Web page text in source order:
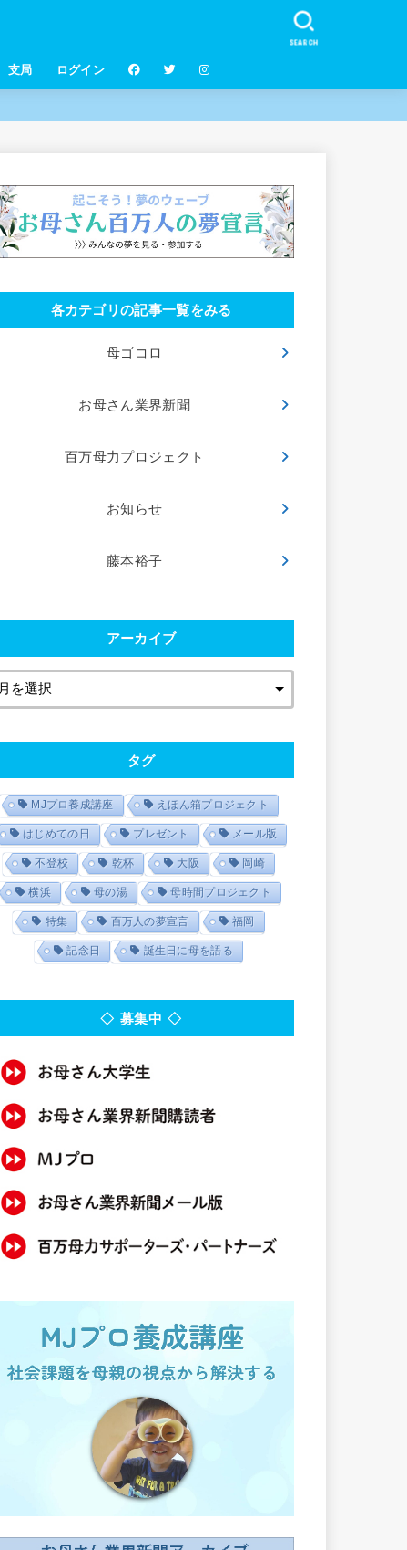
支局 ログイン
SEARCH
各カテゴリの記事一覧をみる
母ゴコロ
お母さん業界新聞
百万母力プロジェクト
お知らせ
藤本裕子
アーカイブ
タグ
MJプロ養成講座 えほん箱プロジェクト
はじめての日 プレゼント メール版
不登校 乾杯 大阪 岡崎
横浜 母の湯 母時間プロジェクト
特集 百万人の夢宣言 福岡
記念日 誕生日に母を語る
◇ 募集中 ◇